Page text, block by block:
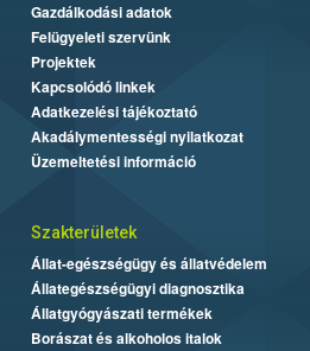
Gazdálkodási adatok
Felügyeleti szervünk
Projektek
Kapcsolódó linkek
Adatkezelési tájékoztató
Akadálymentességi nyilatkozat
Üzemeltetési információ
Szakterületek
Állat-egészségügy és állatvédelem
Állategészségügyi diagnosztika
Állatgyógyászati termékek
Borászat és alkoholos italok